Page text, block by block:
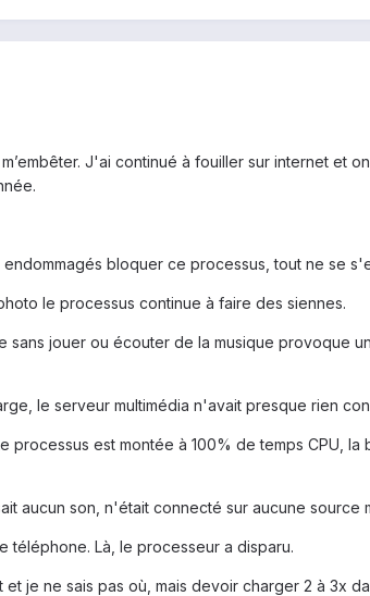
J'ai continué à fouiller sur internet et
bloquer ce processus, tout ne se
le processus continue à faire des siennes.
sans jouer ou écouter de la musique provoque
le serveur multimédia n'avait presque rien
processus est montée à 100% de temps
aucun son, n'était connecté sur aucune source
téléphone. Là, le processeur a disparu.
je ne sais pas où, mais devoir charger 2 à 3x